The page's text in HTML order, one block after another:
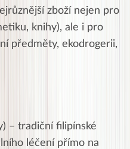
zboží nejen pro
knihy), ale i pro
předměty, ekodrogerii,
– tradiční filipínské
léčení přímo na